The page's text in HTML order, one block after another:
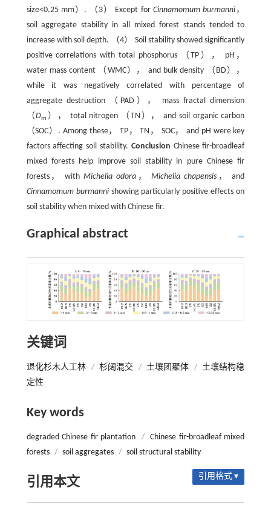
size<0.25 mm）. （3） Except for Cinnamomum burmanni ，
soil aggregate stability in all mixed forest stands tended to
increase with soil depth. （4） Soil stability showed significantly
positive correlations with total phosphorus （TP）， pH，
water mass content （WMC）， and bulk density （BD），
while it was negatively correlated with percentage of
aggregate destruction （PAD）， mass fractal dimension
（Dm ）， total nitrogen （TN）， and soil organic carbon
（SOC）. Among these， TP， TN， SOC， and pH were key
factors affecting soil stability. Conclusion Chinese fir-broadleaf
mixed forests help improve soil stability in pure Chinese fir
forests， with Michelia odora，Michelia chapensis， and
Cinnamomum burmannishowing particularly positive effects on
soil stability when mixed with Chinese fir.
Graphical abstract
关键词
退化杉木人工林 / 杉阔混交 / 土壤团聚体 /
土壤结构稳
定性
Key words
degraded Chinese fir plantation /
Chinese fir-broadleaf mixed
forests / soil aggregates / soil structural stability
引用本文 引用格式 ▾